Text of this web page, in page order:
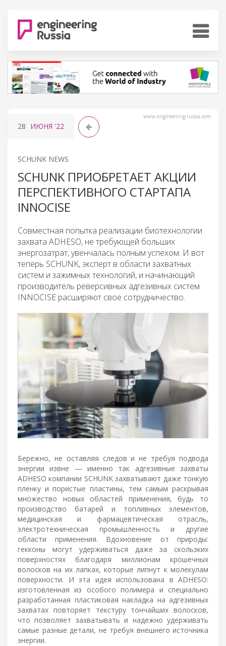
www.engineering-russia.com
28 ИЮНЯ '22
SCHUNK NEWS
SCHUNK ПРИОБРЕТАЕТ АКЦИИ
ПЕРСПЕКТИВНОГО СТАРТАПА
INNOCISE
Совместная попытка реализации биотехнологии
захвата ADHESO, не требующей больших
энергозатрат, увенчалась полным успехом. И вот
теперь SCHUNK, эксперт в области захватных
систем и зажимных технологий, и начинающий
производитель реверсивных адгезивных систем
INNOCISE расширяют свое сотрудничество.
Бережно, не оставляя следов и не требуя подвода
энергии извне — именно так адгезивные захваты
ADHESO компании SCHUNK захватывают даже тонкую
пленку и пористые пластины, тем самым раскрывая
множество новых областей применения, будь то
производство батарей и топливных элементов,
медицинская и фармацевтическая отрасль,
электротехническая промышленность и другие
области применения. Вдохновение от природы:
гекконы могут удерживаться даже за скользких
поверхностях благодаря миллионам крошечных
волосков на их лапках, которые липнут к молекулам
поверхности. И эта идея использована в ADHESO:
изготовленная из особого полимера и специально
разработанная пластиковая накладка на адгезивных
захватах повторяет текстуру тончайших волосков,
что позволяет захватывать и надежно удерживать
самые разные детали, не требуя внешнего источника
энергии.